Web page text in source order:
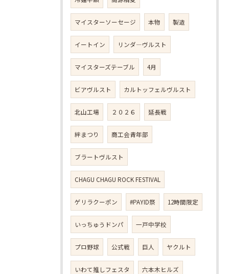
マイスターソーセージ 本物 製造
イートイン リンダ―ヴルスト
マイスターズテーブル 4月
ビアヴルスト カルトッフェルヴルスト
北山工場 ２０２６ 延長戦
絆まつり 商工会青年部
ブラートヴルスト
CHAGU CHAGU ROCK FESTIVAL
ゲリラクーポン #PAYID祭 12時間限定
いっちゅうドンパ 一戸中学校
プロ野球 公式戦 巨人 ヤクルト
いわて推しフェスタ 六本木ヒルズ